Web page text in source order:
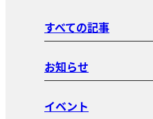
すべての記事
お知らせ
イベント